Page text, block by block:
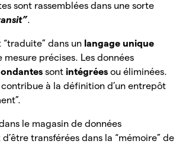
sont rassemblées dans une sorte
.
dans un langage unique
précises. Les données
sontintégréesou éliminées.
à la définition d’un entrepôt
le magasin de données
d’être transférées dans la “mémoire” de